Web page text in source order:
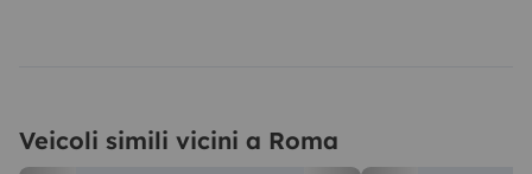
Veicoli simili vicini a Roma